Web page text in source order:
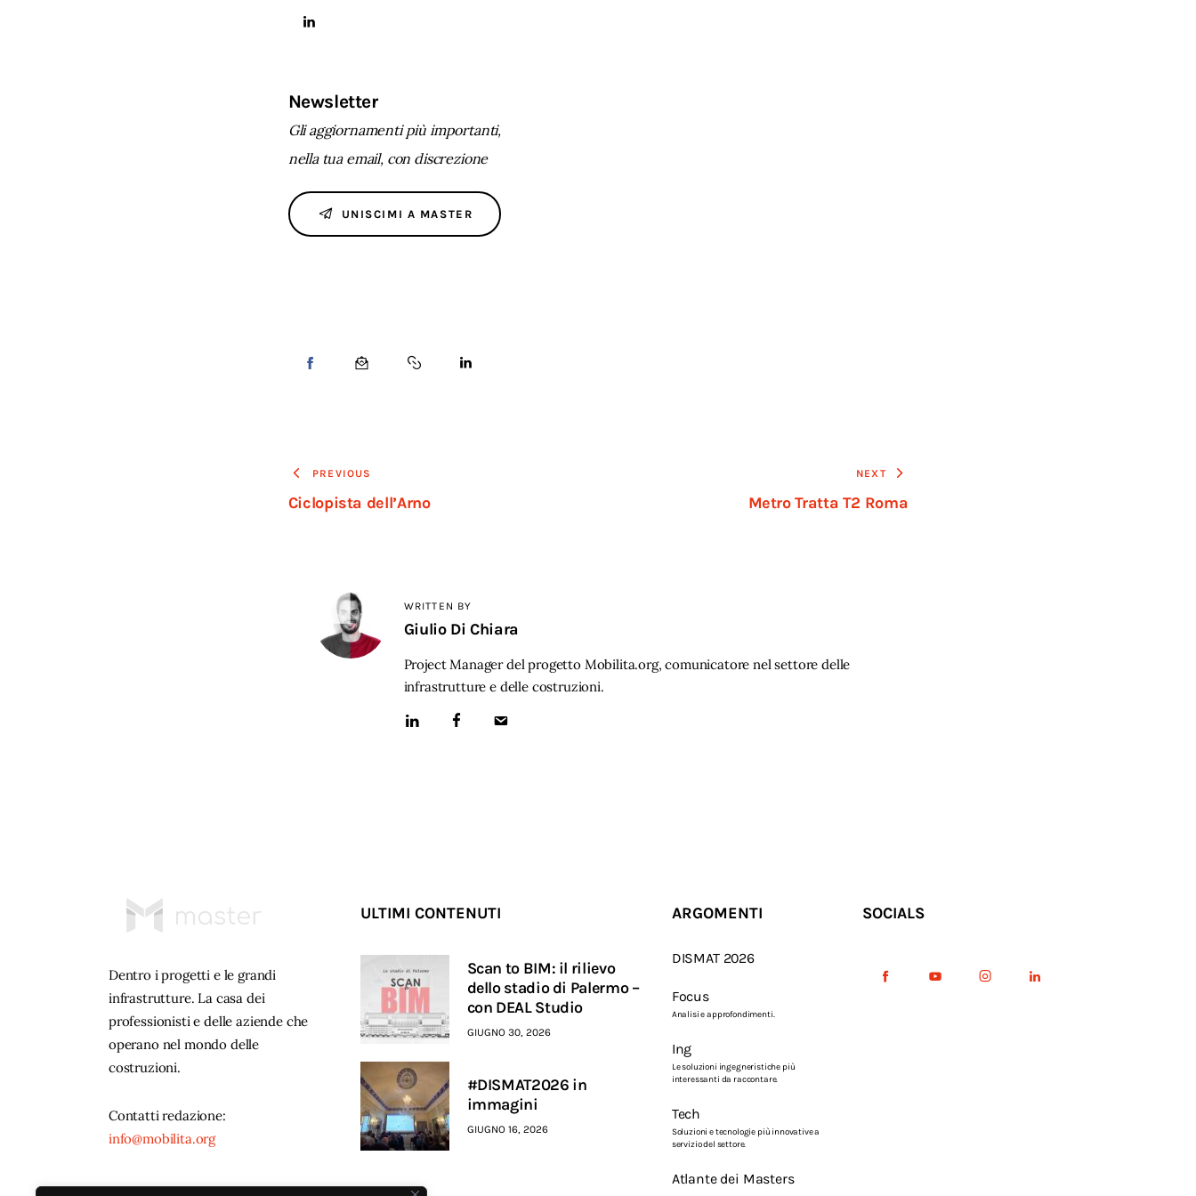
Newsletter
Gli aggiornamenti più importanti,
nella tua email, con discrezione
UNISCIMI A MASTER
PREVIOUS
Ciclopista dell’Arno
NEXT
Metro Tratta T2 Roma
WRITTEN BY
Giulio Di Chiara
Project Manager del progetto Mobilita.org, comunicatore nel settore delle
infrastrutture e delle costruzioni.
Dentro i progetti e le grandi
infrastrutture. La casa dei
professionisti e delle aziende che
operano nel mondo delle
costruzioni.
Contatti redazione:
info@mobilita.org
ULTIMI CONTENUTI
Scan to BIM: il rilievo
dello stadio di Palermo –
con DEAL Studio
GIUGNO 30, 2026
#DISMAT2026 in
immagini
GIUGNO 16, 2026
ARGOMENTI
DISMAT 2026
Focus
Analisi e approfondimenti.
Ing
Le soluzioni ingegneristiche più
interessanti da raccontare.
Tech
Soluzioni e tecnologie più innovative a
servizio del settore.
Atlante dei Masters
SOCIALS